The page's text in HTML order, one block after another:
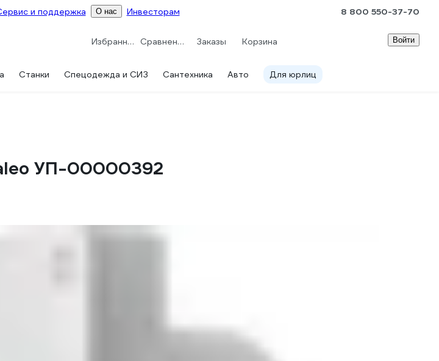
и поддержка О нас Инвесторам 8 800 550-37-70
Избранное Сравнение Заказы Корзина Войти
Станки Спецодежда и СИЗ Сантехника Авто Для юрлиц
УП-00000392